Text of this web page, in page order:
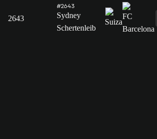
2643
#2643
Sydney
Schertenleib